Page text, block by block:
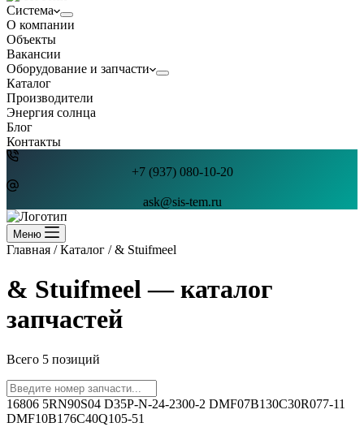
Система
О компании
Объекты
Вакансии
Оборудование и запчасти
Каталог
Производители
Энергия солнца
Блог
Контакты
+7 (937) 080-10-20
ask@sis-tem.ru
Меню
Главная / Каталог / & Stuifmeel
& Stuifmeel — каталог
запчастей
Всего 5 позиций
16806 5RN90S04 D35P-N-24-2300-2 DMF07B130C30R077-11
DMF10B176C40Q105-51